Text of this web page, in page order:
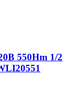
550Hm 1/2